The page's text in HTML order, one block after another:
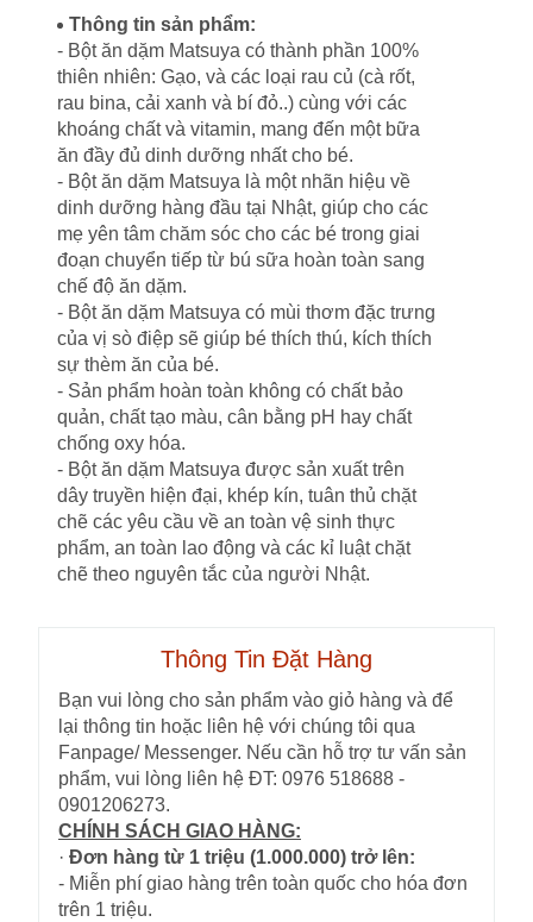
Thông tin sản phẩm:
- Bột ăn dặm Matsuya có thành phần 100%
thiên nhiên: Gạo, và các loại rau củ (cà rốt,
rau bina, cải xanh và bí đỏ..) cùng với các
khoáng chất và vitamin, mang đến một bữa
ăn đầy đủ dinh dưỡng nhất cho bé.
- Bột ăn dặm Matsuya là một nhãn hiệu về
dinh dưỡng hàng đầu tại Nhật, giúp cho các
mẹ yên tâm chăm sóc cho các bé trong giai
đoạn chuyển tiếp từ bú sữa hoàn toàn sang
chế độ ăn dặm.
- Bột ăn dặm Matsuya có mùi thơm đặc trưng
của vị sò điệp sẽ giúp bé thích thú, kích thích
sự thèm ăn của bé.
- Sản phẩm hoàn toàn không có chất bảo
quản, chất tạo màu, cân bằng pH hay chất
chống oxy hóa.
- Bột ăn dặm Matsuya được sản xuất trên
dây truyền hiện đại, khép kín, tuân thủ chặt
chẽ các yêu cầu về an toàn vệ sinh thực
phẩm, an toàn lao động và các kỉ luật chặt
chẽ theo nguyên tắc của người Nhật.
Thông Tin Đặt Hàng
Bạn vui lòng cho sản phẩm vào giỏ hàng và để
lại thông tin hoặc liên hệ với chúng tôi qua
Fanpage/ Messenger. Nếu cần hỗ trợ tư vấn sản
phẩm, vui lòng liên hệ ĐT: 0976 518688 -
0901206273.
CHÍNH SÁCH GIAO HÀNG:
· Đơn hàng từ 1 triệu (1.000.000) trở lên:
- Miễn phí giao hàng trên toàn quốc cho hóa đơn
trên 1 triệu.